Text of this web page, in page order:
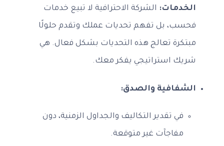
الخدمات: الشركة الاحترافية لا تبيع خدمات
فحسب، بل تفهم تحديات عملك وتقدم حلولًا
مبتكرة تعالج هذه التحديات بشكل فعال. هي
شريك استراتيجي يفكر معك.
الشفافية والصدق:
في تقدير التكاليف والجداول الزمنية، دون
مفاجآت غير متوقعة.